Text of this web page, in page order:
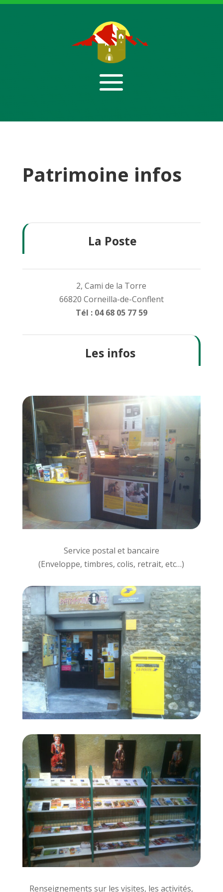
Patrimoine infos
La Poste
2, Cami de la Torre
66820 Corneilla-de-Conflent
Tél : 04 68 05 77 59
Les infos
Service postal et bancaire
(Enveloppe, timbres, colis, retrait, etc…)
Renseignements sur les visites, les activités,